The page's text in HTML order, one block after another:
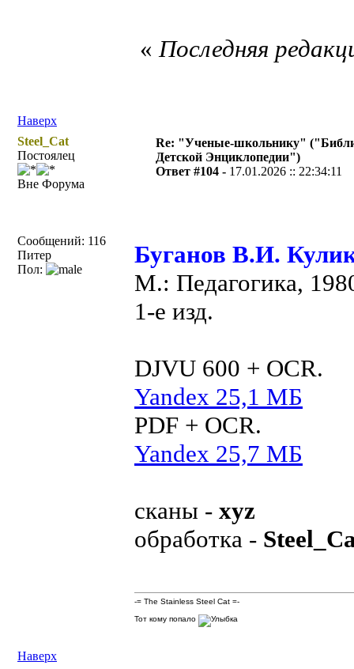
Наверх
«Последняя
Steel_Cat
Постоялец
Вне Форума
Сообщений: 116
Питер
Пол:
Re: "Ученые-школьнику"
Детской Энциклопедии")
Ответ #104 - 17.01.2026 :: 22:34:11
Буганов В.И.
М.: Педагогика,
1-е изд.
DJVU 600 + OCR.
Yandex 25,1 МБ
PDF + OCR.
Yandex 25,7 МБ
сканы - xyz
обработка -
Наверх
-= The Stainless Steel Cat =-
Тот кому попало